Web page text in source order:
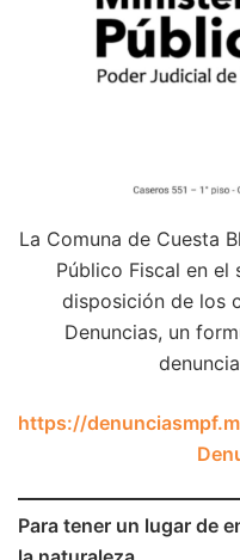
La Comuna de Cuesta
Público Fiscal en el
disposición de los
Denuncias, un
https://
Para tener un lugar de